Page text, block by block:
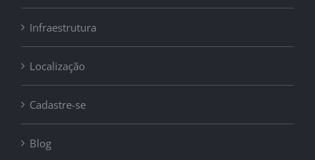
Infraestrutura
Localização
Cadastre-se
Blog